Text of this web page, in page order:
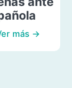
más →